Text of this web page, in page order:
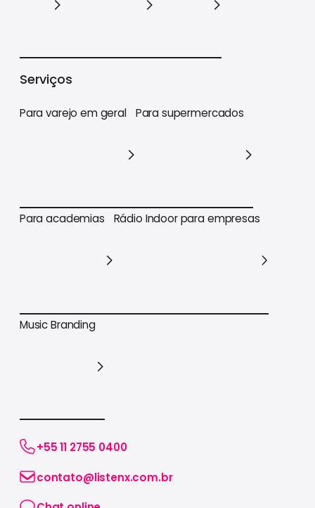
Serviços
Para varejo em geral
Para varejo em geral
Para supermercados
Para supermercados
Para academias
Para academias
Rádio Indoor para empresas
Music Branding
+55 11 2755 0400
contato@listenx.com.br